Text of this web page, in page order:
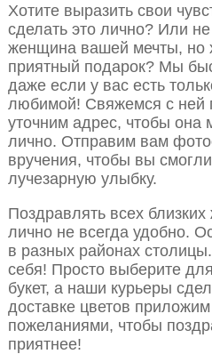
Хотите выразить свои
сделать это лично? Или
женщина вашей мечты, но
приятный подарок? Мы
даже если у вас есть
любимой! Свяжемся с ней
уточним адрес, чтобы она
лично. Отправим вам
вручения, чтобы вы
лучезарную улыбку.
Поздравлять всех
лично не всегда удобно.
в разных районах
себя! Просто выберите
букет, а наши курьеры
доставке цветов
пожеланиями, чтобы
приятнее!